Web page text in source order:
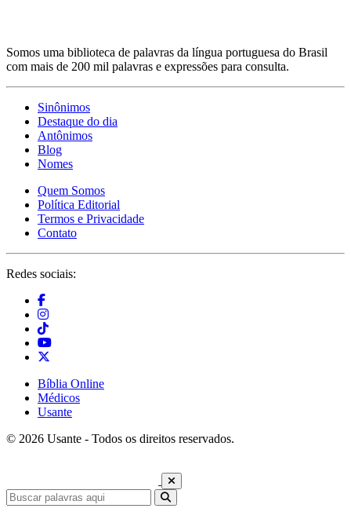
Somos uma biblioteca de palavras da língua portuguesa do Brasil
com mais de 200 mil palavras e expressões para consulta.
Sinônimos
Destaque do dia
Antônimos
Blog
Nomes
Quem Somos
Política Editorial
Termos e Privacidade
Contato
Redes sociais:
Bíblia Online
Médicos
Usante
© 2026 Usante - Todos os direitos reservados.